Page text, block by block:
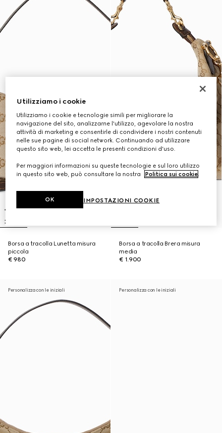
Borsa a tracolla Lunetta misura
piccola
€ 980
Borsa a tracolla Brera misura
media
€ 1.900
Personalizza con le iniziali Personalizza con le iniziali
Utilizziamo i cookie
Utilizziamo i cookie e tecnologie simili per migliorare la
navigazione del sito, analizzarne l'utilizzo, agevolare la nostra
attività di marketing e consentirle di condividere i nostri contenuti
nelle sue pagine di social network. Continuando ad utilizzare
questo sito web, lei accetta le presenti condizioni d'uso.
Per maggiori informazioni su queste tecnologie e sul loro utilizzo
in questo sito web, può consultare la nostra
Politica sui cookie.
IMPOSTAZIONI COOKIE
OK